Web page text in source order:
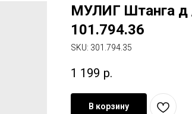
МУЛИГ Штанга
101.794.36
SKU: 301.794.35
1 199 р.
В корзину